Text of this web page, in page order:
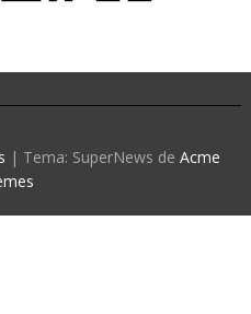
| Tema: SuperNews de Acme